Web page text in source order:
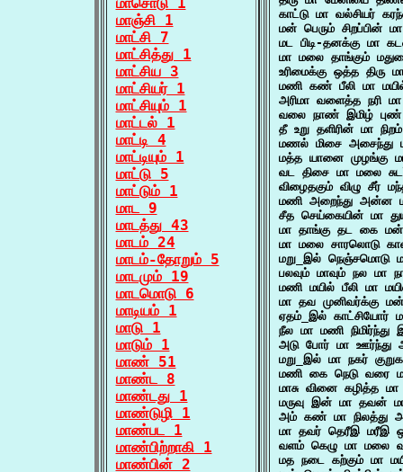
மாஞ்சி 1
மாட்சி 7
மாட்சித்து 1
மாட்சிய 3
மாட்சியர் 1
மாட்சியும் 1
மாட்டல் 1
மாட்டி 4
மாட்டியும் 1
மாட்டு 5
மாட்டும் 1
மாட 9
மாடத்து 43
மாடம் 24
மாடம்-தோறும் 5
மாடமும் 19
மாடமொடு 6
மாடியம் 1
மாடு 1
மாடும் 1
மாண் 51
மாண்ட 8
மாண்டது 1
மாண்டுழி 1
மாண்பட 1
மாண்பிற்றாகி 1
மாண்பின் 2
காட்டு மா வல்சியர்
மன் பெரும் சிறப்பின்
மட பிடி-தனக்கு மா
மா மலை தாங்கும்
உரிமைக்கு ஒத்த
மணி கண் பீலி மா
அரிமா வளைத்த நரி
வலை நாண் இமிழ்
தீ உறு தளிரின் மா
மணல் மிசை
மத்த யானை முழங்கு
வட திசை மா மலை
விழைதகும் விழு
மணி அறைந்து அன்ன
சீத செய்கையின் மா
மா தாங்கு தட கை
மா மலை சாரலொடு
மறு_இல்
பலவும் மாவும் நல
மணி மயில் பீலி மா
மா தவ முனிவர்க்கு
ஏதம்_இல் காட்சியோர்
நீல மா மணி
அடு போர் மா
மறு_இல் மா நகர்
மணி கை நெடு வரை
மாசு வினை கழித்த
மருவு இன் மா தவன்
அம் கண் மா நிலத்து
மா தவர் தெரீஇ மரீஇ
வளம் கெழு மா மலை
மத நடை கற்கும் மா